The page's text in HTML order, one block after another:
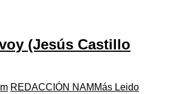
(Jesús Castillo
REDACCIÓN NAM Más Leido